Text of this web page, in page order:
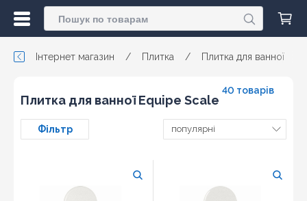
Інтернет магазин / Плитка / Плитка для ванної
Плитка для ванної Equipe Scale
40 товарів
Фільтр популярні